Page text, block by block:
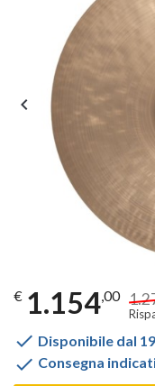

€ 1.154,00
 Disponibile dal
 Consegna